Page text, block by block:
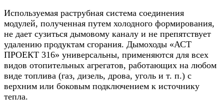
Используемая раструбная система соединения
модулей, полученная путем холодного формирования,
не дает сузиться дымовому каналу и не препятствует
удалению продуктам сгорания. Дымоходы «АСТ
ПРОЕКТ 316» универсальны, применяются для всех
видов отопительных агрегатов, работающих на любом
виде топлива (газ, дизель, дрова, уголь и т. п.) с
верхним или боковым подключением к источнику
тепла.